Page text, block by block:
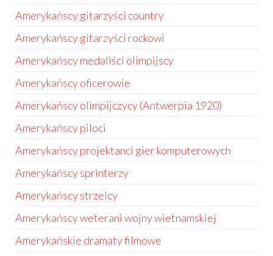
Amerykańscy gitarzyści country
Amerykańscy gitarzyści rockowi
Amerykańscy medaliści olimpijscy
Amerykańscy oficerowie
Amerykańscy olimpijczycy (Antwerpia 1920)
Amerykańscy piloci
Amerykańscy projektanci gier komputerowych
Amerykańscy sprinterzy
Amerykańscy strzelcy
Amerykańscy weterani wojny wietnamskiej
Amerykańskie dramaty filmowe